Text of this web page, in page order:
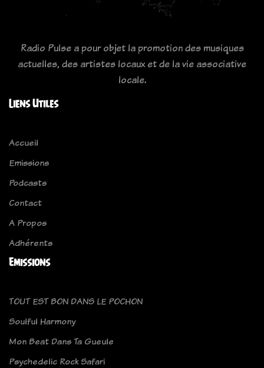
Radio Pulse a pour objet la promotion des musiques
actuelles, des artistes locaux et de la vie associative
locale.
Liens Utiles
Accueil
Emissions
Podcasts
Contact
A Propos
Adhérents
Emissions
TOUT EST BON DANS LE POCHON
Soulful Harmony
Mon Beat Dans Ta Gueule
Psychedelic Rock Safari